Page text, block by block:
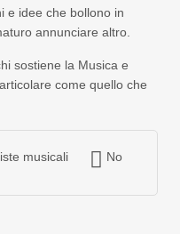
e idee che bollono in
annunciare altro.
sostiene la Musica e
come quello che
musicali
No